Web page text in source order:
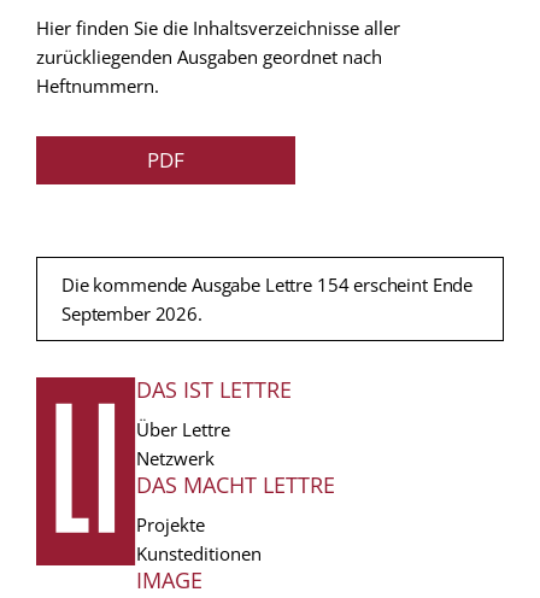
Hier finden Sie die Inhaltsverzeichnisse aller
zurückliegenden Ausgaben geordnet nach
Heftnummern.
PDF
Die kommende Ausgabe Lettre 154 erscheint Ende
September 2026.
FUSSZEILE
DAS IST LETTRE
Über Lettre
Netzwerk
DAS MACHT LETTRE
Projekte
Kunsteditionen
IMAGE